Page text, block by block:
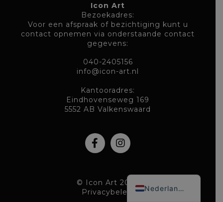
Icon Art
Bezoekadres:
Voor een afspraak of bezichtiging kunt u
contact opnemen via onderstaande contact
gegevens:
040-2405156
info@icon-art.nl
Kantooradres:
Eindhovenseweg 169
5552 AB Valkenswaard
© Icon Art 2026
Privacybeleid
Nederlands